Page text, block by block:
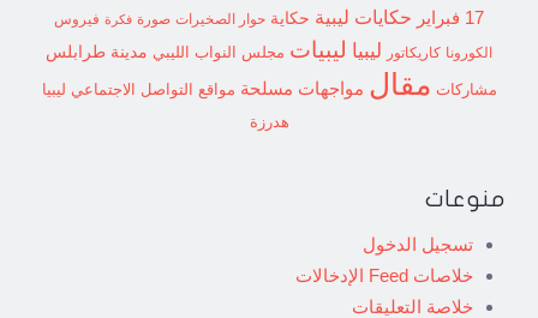
17 فبراير
حكايات ليبية حكاية حوار الصخيرات صورة فكرة فيروس
الكورونا كاريكاتور ليبيا ليبيات مجلس النواب الليبي مدينة طرابلس
مشاركات مقال مواجهات مسلحة مواقع التواصل الاجتماعي ليبيا
هدرزة
منوعات
تسجيل الدخول
خلاصات Feed الإدخالات
خلاصة التعليقات